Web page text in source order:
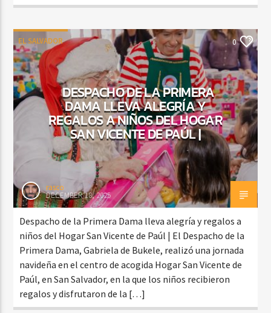
EL SALVADOR 0
DESPACHO DE LA PRIMERA
DAMA LLEVA ALEGRÍA Y
REGALOS A NIÑOS DEL HOGAR
SAN VICENTE DE PAÚL |
rasco
DECEMBER 18, 2025
Despacho de la Primera Dama lleva alegría y regalos a
niños del Hogar San Vicente de Paúl | El Despacho de la
Primera Dama, Gabriela de Bukele, realizó una jornada
navideña en el centro de acogida Hogar San Vicente de
Paúl, en San Salvador, en la que los niños recibieron
regalos y disfrutaron de la […]